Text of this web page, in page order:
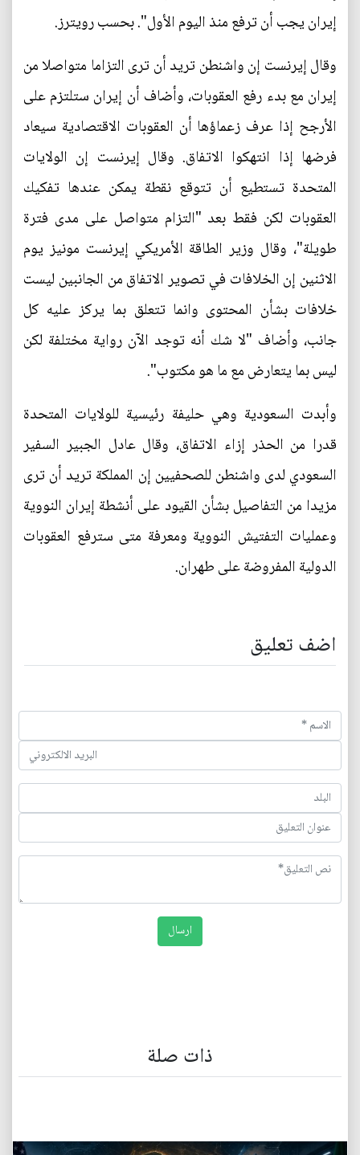
إيران يجب أن ترفع منذ اليوم الأول". بحسب رويترز.
وقال إيرنست إن واشنطن تريد أن ترى التزاما متواصلا من
إيران مع بدء رفع العقوبات، وأضاف أن إيران ستلتزم على
الأرجح إذا عرف زعماؤها أن العقوبات الاقتصادية سيعاد
فرضها إذا انتهكوا الاتفاق. وقال إيرنست إن الولايات
المتحدة تستطيع أن تتوقع نقطة يمكن عندها تفكيك
العقوبات لكن فقط بعد "التزام متواصل على مدى فترة
طويلة"، وقال وزير الطاقة الأمريكي إيرنست مونيز يوم
الاثنين إن الخلافات في تصوير الاتفاق من الجانبين ليست
خلافات بشأن المحتوى وانما تتعلق بما يركز عليه كل
جانب، وأضاف "لا شك أنه توجد الآن رواية مختلفة لكن
ليس بما يتعارض مع ما هو مكتوب".
وأبدت السعودية وهي حليفة رئيسية للولايات المتحدة
قدرا من الحذر إزاء الاتفاق، وقال عادل الجبير السفير
السعودي لدى واشنطن للصحفيين إن المملكة تريد أن ترى
مزيدا من التفاصيل بشأن القيود على أنشطة إيران النووية
وعمليات التفتيش النووية ومعرفة متى سترفع العقوبات
الدولية المفروضة على طهران.
اضف تعليق
ذات صلة